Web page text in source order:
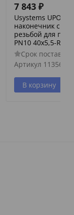
7 843 ₽
Usystems
наконечник с
резьбой для
PN10 40x5,5-R1
Срок поставки
Артикул 1135638
В корзину